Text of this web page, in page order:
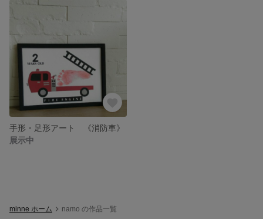
手形・足形アート 《消防車》
展示中
minne ホーム namo の作品一覧